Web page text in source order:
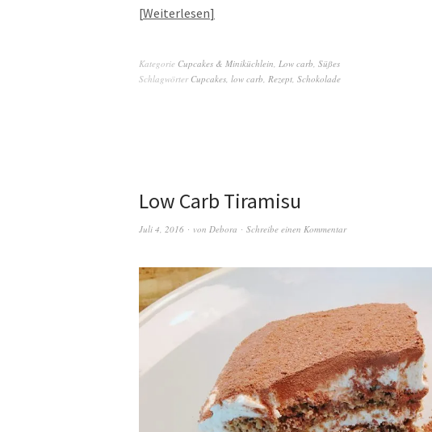
Weiterlesen
Kategorie Cupcakes & Miniküchlein, Low carb, Süßes
Schlagwörter Cupcakes, low carb, Rezept, Schokolade
Low Carb Tiramisu
Juli 4, 2016 von Debora Schreibe einen Kommentar